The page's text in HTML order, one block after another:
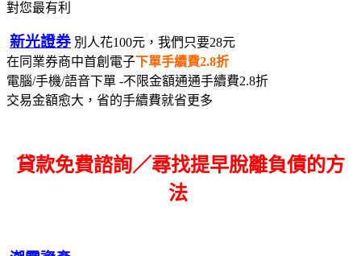
對您最有利
新光證券 別人花100元，我們只要28元
在同業券商中首創電子下單手續費2.8折
電腦/手機/語音下單 -不限金額通通手續費2.8折
交易金額愈大，省的手續費就省更多
貸款免費諮詢／尋找提早脫離負債的方
法